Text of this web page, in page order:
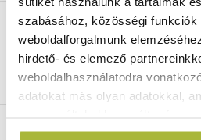
szabásához, közösségi
weboldalforgalmunk
hirdető- és elemező
weboldalhasználatodra
adatokat más olyan adatokkal,
Ingyenes szállítás 25 000 Ft felett
Szállítás akár 1 munkanapon belül
Mindig a legkedvezőbb HENDI
Több mint 2000 termék raktáron
ELÉRHETŐSÉGEINK